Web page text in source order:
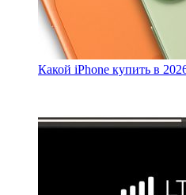
Какой iPhone купить в